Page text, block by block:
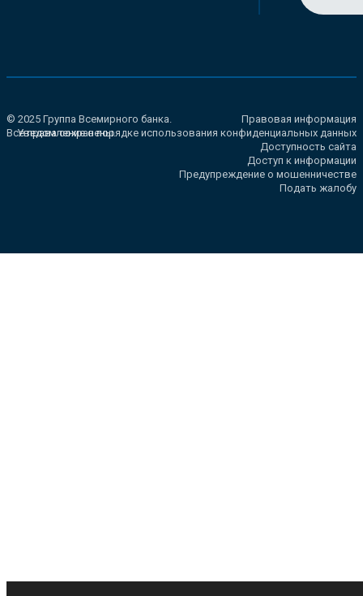
© 2025 Группа Всемирного банка.
Все права сохранены.
Правовая информация
Уведомление о порядке использования конфиденциальных данных
Доступность сайта
Доступ к информации
Предупреждение о мошенничестве
Подать жалобу